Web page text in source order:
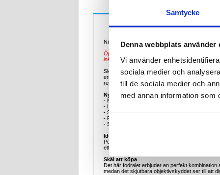
Samtycke
Denna webbplats använder
Vi använder
sociala medier och
till de sociala medier och
med annan information som
Nillkin IceBlade Prop Magnetiskt Skal för
Öppen Förpackning - Utmärkt: Förseglingen är
inkluderar alla ursprungliga delar och tillbehör.
Skydda din iPhone 17 Pro med Nillkin IceBlade
erbjuder full MagSafe-kompatibilitet. Tillverkat
repor och damm.
Nyckelfunktioner och specifikationer
- MagSafe-kompatibel för sömlös laddning
- Linslock som kan skjutas för att skydda
- Slitstarkt PC+TPU-material för förbättrat skydd
- Precisionsutskärningar för enkel åtkomst till
- Slimmad, lättviktig design
Ideala exempel på användning
Perfekt för daglig användning, särskilt för dem
ett snyggt och funktionellt utseende.
Skäl att köpa
Det här fodralet erbjuder en perfekt
medan det skjutbara objektivskyddet ser till att